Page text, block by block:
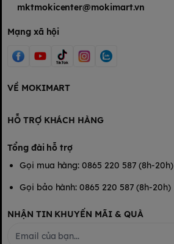
mktmokicenter@mokimart.vn
Mạng xã hội
VỀ MOKIMART
HỖ TRỢ KHÁCH HÀNG
Tổng đài hỗ trợ
Gọi mua hàng: 0865 220 587 (8h-20h)
Gọi bảo hành: 0865 220 587 (8h-20h)
NHẬN TIN KHUYẾN MÃI & QUÀ